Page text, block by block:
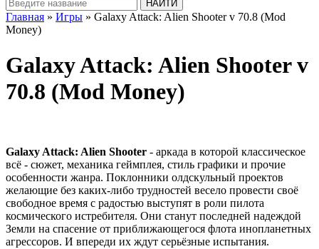
Главная » Игры » Galaxy Attack: Alien Shooter v 70.8 (Mod
Money)
Galaxy Attack: Alien Shooter v
70.8 (Mod Money)
Galaxy Attack: Alien Shooter - аркада в которой классическое
всё - сюжет, механика геймплея, стиль графики и прочие
особенности жанра. Поклонники олдскульный проектов
желающие без каких-либо трудностей весело провести своё
свободное время с радостью выступят в роли пилота
космического истребителя. Они станут последней надеждой
Земли на спасение от приближающегося флота инопланетных
агрессоров. И впереди их ждут серьёзные испытания.